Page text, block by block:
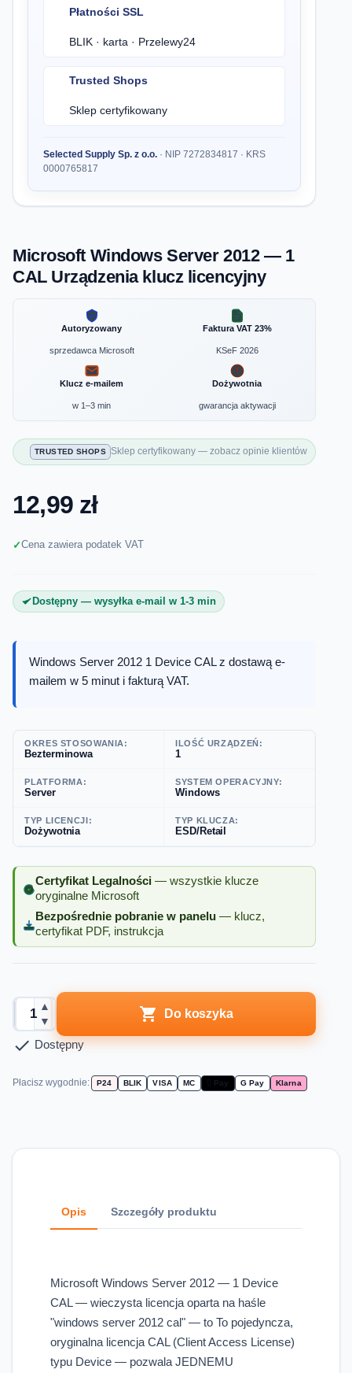
Płatności SSL
BLIK · karta · Przelewy24
Trusted Shops
Sklep certyfikowany
Selected Supply Sp. z o.o. · NIP 7272834817 · KRS
0000765817
Microsoft Windows Server 2012 — 1
CAL Urządzenia klucz licencyjny
12,99 zł
Cena zawiera podatek VAT
Dostępny — wysyłka e-mail w 1-3 min
Autoryzowany
sprzedawca Microsoft
Faktura VAT 23%
KSeF 2026
Klucz e-mailem
w 1–3 min
Dożywotnia
gwarancja aktywacji
TRUSTED SHOPS Sklep certyfikowany — zobacz opinie klientów
Certyfikat Legalności — wszystkie klucze
oryginalne Microsoft
Bezpośrednie pobranie w panelu — klucz,
certyfikat PDF, instrukcja
OKRES STOSOWANIA:
Bezterminowa
ILOŚĆ URZĄDZEŃ:
1
PLATFORMA:
Server
SYSTEM OPERACYJNY:
Windows
TYP LICENCJI:
Dożywotnia
TYP KLUCZA:
ESD/Retail
▲
▼
 Do koszyka
 Dostępny
Płacisz wygodnie: P24 BLIK VISA MC  Pay G Pay Klarna
Windows Server 2012 1 Device CAL z dostawą e-
mailem w 5 minut i fakturą VAT.
Opis Szczegóły produktu
Microsoft Windows Server 2012 — 1 Device
CAL — wieczysta licencja oparta na haśle
"windows server 2012 cal" — to To pojedyncza,
oryginalna licencja CAL (Client Access License)
typu Device — pozwala JEDNEMU